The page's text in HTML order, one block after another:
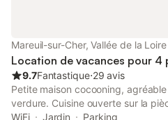
Mareuil-sur-Cher, Vallée de la Loire
Location de vacances pour 4
9.7Fantastique⋅29 avis
Petite maison cocooning,
verdure. Cuisine ouverte sur la
double 140/190 et deuxième
WiFi Jardin
Parking